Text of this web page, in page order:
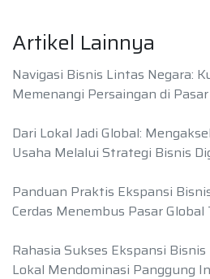
Artikel Lainnya
Navigasi Bisnis Lintas Negara:
Memenangi Persaingan di
Dari Lokal Jadi Global:
Usaha Melalui Strategi Bisnis
Panduan Praktis Ekspansi
Cerdas Menembus Pasar Global
Rahasia Sukses Ekspansi
Lokal Mendominasi Panggung